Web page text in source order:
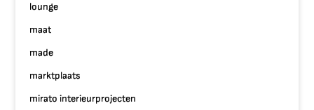
lounge
maat
made
marktplaats
mirato interieurprojecten